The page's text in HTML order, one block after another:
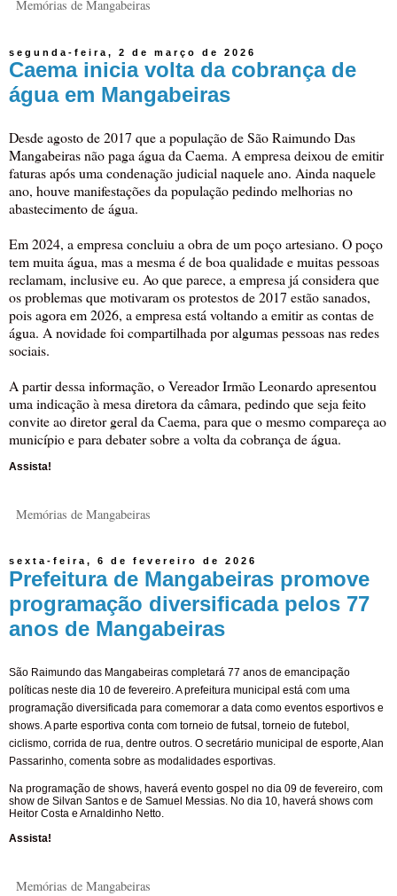
Memórias de Mangabeiras
segunda-feira, 2 de março de 2026
Caema inicia volta da cobrança de
água em Mangabeiras
Desde agosto de 2017 que a população de São Raimundo Das
Mangabeiras não paga água da Caema. A empresa deixou de emitir
faturas após uma condenação judicial naquele ano. Ainda naquele
ano, houve manifestações da população pedindo melhorias no
abastecimento de água.
Em 2024, a empresa concluiu a obra de um poço artesiano. O poço
tem muita água, mas a mesma é de boa qualidade e muitas pessoas
reclamam, inclusive eu. Ao que parece, a empresa já considera que
os problemas que motivaram os protestos de 2017 estão sanados,
pois agora em 2026, a empresa está voltando a emitir as contas de
água. A novidade foi compartilhada por algumas pessoas nas redes
sociais.
A partir dessa informação, o Vereador Irmão Leonardo apresentou
uma indicação à mesa diretora da câmara, pedindo que seja feito
convite ao diretor geral da Caema, para que o mesmo compareça ao
município e para debater sobre a volta da cobrança de água.
Assista!
Memórias de Mangabeiras
sexta-feira, 6 de fevereiro de 2026
Prefeitura de Mangabeiras promove
programação diversificada pelos 77
anos de Mangabeiras
São Raimundo das Mangabeiras completará 77 anos de emancipação
políticas neste dia 10 de fevereiro. A prefeitura municipal está com uma
programação diversificada para comemorar a data como eventos esportivos e
shows. A parte esportiva conta com torneio de futsal, torneio de futebol,
ciclismo, corrida de rua, dentre outros. O secretário municipal de esporte, Alan
Passarinho, comenta sobre as modalidades esportivas.
Na programação de shows, haverá evento gospel no dia 09 de fevereiro, com
show de Silvan Santos e de Samuel Messias. No dia 10, haverá shows com
Heitor Costa e Arnaldinho Netto.
Assista!
Memórias de Mangabeiras